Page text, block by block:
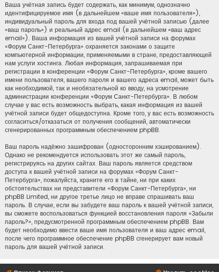
Ваша учётная запись будет содержать, как минимум, однозначно
идентифицируемое имя (в дальнейшем «ваше имя пользователя»),
индивидуальный пароль для входа под вашей учётной записью (далее
«ваш пароль») и реальный адрес email (в дальнейшем «ваш адрес
email»). Ваша информация из вашей учётной записи на форумах
«Форум Санкт-Петербурга» охраняется законами о защите
компьютерной информации, применяемыми в стране, предоставляющей
нам услуги хостинга. Любая информация, запрашиваемая при
регистрации в конференции «Форум Санкт-Петербурга», кроме вашего
имени пользователя, вашего пароля и вашего адреса email, может быть
как необходимой, так и необязательной ко вводу, на усмотрение
администрации конференции «Форум Санкт-Петербурга». В любом
случае у вас есть возможность выбрать, какая информация из вашей
учётной записи будет общедоступна. Кроме того, у вас есть возможность
согласиться/отказаться от получения сообщений, автоматически
сгенерированных программным обеспечением phpBB.
Ваш пароль надёжно зашифрован (односторонним хэшированием).
Однако не рекомендуется использовать этот же самый пароль,
регистрируясь на других сайтах. Ваш пароль является средством
доступа к вашей учётной записи на форумах «Форум Санкт-
Петербурга», пожалуйста, храните его в тайне, ни при каких
обстоятельствах ни представители «Форум Санкт-Петербурга», ни
phpBB Limited, ни другое третье лицо не вправе спрашивать ваш
пароль. В случае, если вы забудете ваш пароль к вашей учётной записи,
вы сможете воспользоваться функцией восстановления пароля «Забыли
пароль?», предусмотренной программным обеспечением phpBB. Вам
будет необходимо ввести ваше имя пользователя и ваш адрес email,
после чего программное обеспечение phpBB сгенерирует вам новый
пароль для вашей учётной записи.